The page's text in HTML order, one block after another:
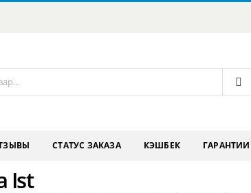
СТАТУС ЗАКАЗА КЭШБЕК
Ist